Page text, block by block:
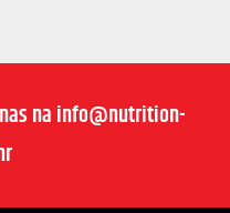
na info@nutrition-